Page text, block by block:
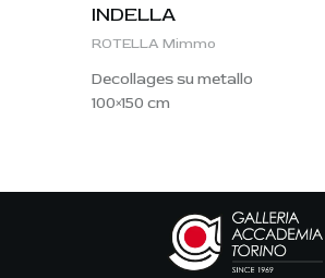
INDELLA
ROTELLA Mimmo
Decollages su metallo
100×150 cm